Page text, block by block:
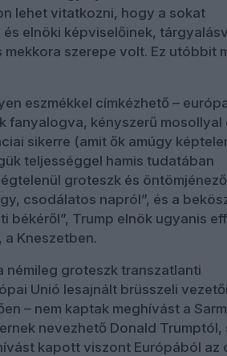
lehet vitatkozni, hogy a sokat
elnöki képviselőinek,
szerepe volt. Ez utóbbit
eszmékkel címkézhető –
fanyalogva, kényszerű mosollyal
sikerre (amit ők amúgy
teljességgel hamis tudatában
groteszk és öntömjénező
csodálatos napról”, és a
békéről”, Trump elnök ugyanis
Kneszetben.
némileg groteszk transzatlanti
Unió lesajnált brüsszeli
– nem kaptak meghívást a
nevezhető Donald Trumptól,
kapott viszont Európából az